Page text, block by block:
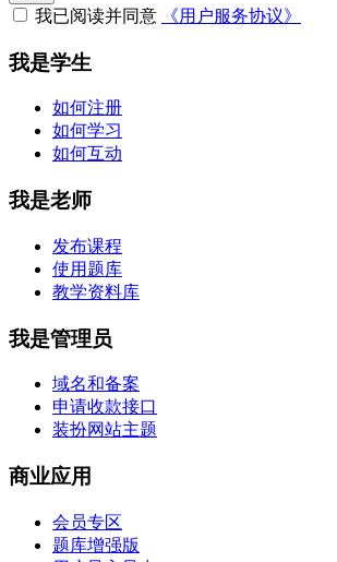
我已阅读并同意 《用户服务协议》
我是学生
如何注册
如何学习
如何互动
我是老师
发布课程
使用题库
教学资料库
我是管理员
域名和备案
申请收款接口
装扮网站主题
商业应用
会员专区
题库增强版